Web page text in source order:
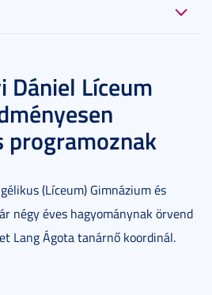
Dániel Líceum
programoznak
(Líceum) Gimnázium és
négy éves hagyománynak örvend
Lang Ágota tanárnő koordinál.